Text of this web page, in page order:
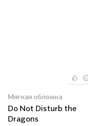
Мягкая обложка
Do Not Disturb the
Dragons